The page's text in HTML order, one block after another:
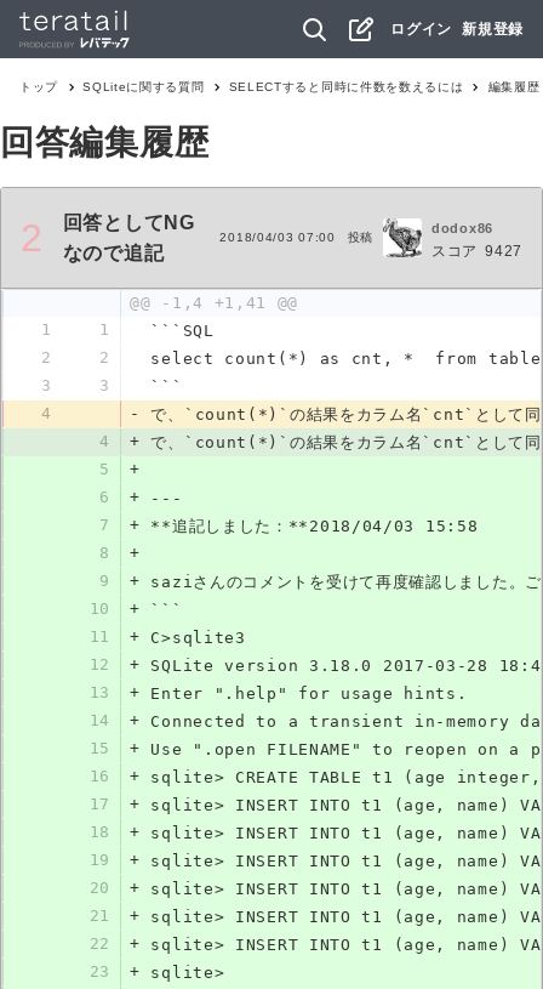
ログイン 新規登録
トップ SQLiteに関する質問 SELECTすると同時に件数を数えるには 編集履歴
回答編集履歴
2
回答としてNG
なので追記
2018/04/03 07:00 投稿
dodox86
スコア 9427
@@ -1,4 +1,41 @@
1
1
```SQL
2
2
select count(*) as cnt, *  from table
3
3
```
4
-
で、`count(*)`の結果をカラム名`cnt`として同
4
+
で、`count(*)`の結果をカラム名`cnt`として同
5
+
6
+
---
7
+
**追記しました：**2018/04/03 15:58
8
+
9
+
saziさんのコメントを受けて再度確認しました。
10
+
```
11
+
C>sqlite3
12
+
SQLite version 3.18.0 2017-03-28
13
+
Enter ".help" for usage hints.
14
+
Connected to a transient in-memory
15
+
Use ".open FILENAME" to reopen on a
16
+
sqlite> CREATE TABLE t1 (age
17
+
sqlite> INSERT INTO t1 (age, name)
18
+
sqlite> INSERT INTO t1 (age, name)
19
+
sqlite> INSERT INTO t1 (age, name)
20
+
sqlite> INSERT INTO t1 (age, name)
21
+
sqlite> INSERT INTO t1 (age, name)
22
+
sqlite> INSERT INTO t1 (age, name)
23
+
sqlite>